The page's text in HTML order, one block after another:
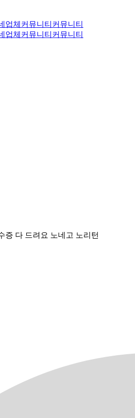
업체 커뮤니티 커뮤니티
업체 커뮤니티 커뮤니티
증 다 드려요 노네고 노리턴